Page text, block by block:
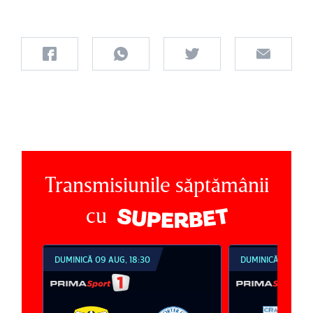
Transmisiunile săptămânii
cu
DUMINICĂ 09 AUG, 18:30 DUMINICĂ 09 AUG,